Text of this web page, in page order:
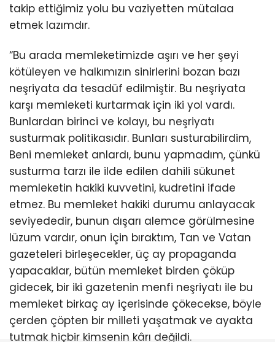
takip ettiğimiz yolu bu vaziyetten mütalaa
etmek lazımdır.
“Bu arada memleketimizde aşırı ve her şeyi
kötüleyen ve halkımızın sinirlerini bozan bazı
neşriyata da tesadüf edilmiştir. Bu neşriyata
karşı memleketi kurtarmak için iki yol vardı.
Bunlardan birinci ve kolayı, bu neşriyatı
susturmak politikasıdır. Bunları susturabilirdim,
Beni memleket anlardı, bunu yapmadım, çünkü
susturma tarzı ile ilde edilen dahili sükunet
memleketin hakiki kuvvetini, kudretini ifade
etmez. Bu memleket hakiki durumu anlayacak
seviyededir, bunun dışarı alemce görülmesine
lüzum vardır, onun için bıraktım, Tan ve Vatan
gazeteleri birleşecekler, üç ay propaganda
yapacaklar, bütün memleket birden çöküp
gidecek, bir iki gazetenin menfi neşriyatı ile bu
memleket birkaç ay içerisinde çökecekse, böyle
çerden çöpten bir milleti yaşatmak ve ayakta
tutmak hiçbir kimsenin kârı değildi.